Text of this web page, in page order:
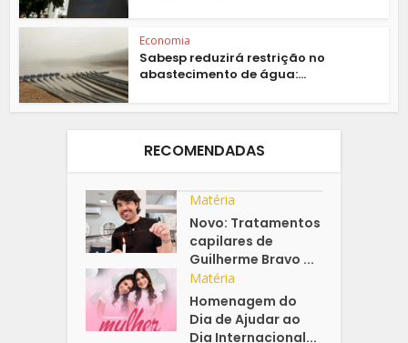
Economia
Sabesp reduzirá restrição no
abastecimento de água:...
RECOMENDADAS
Matéria
Novo: Tratamentos
capilares de
Guilherme Bravo ...
Matéria
Homenagem do
Dia de Ajudar ao
Dia Internacional...